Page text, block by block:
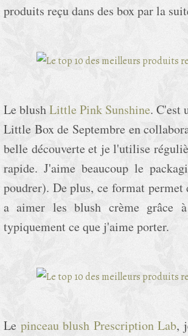
produits reçu dans des box par la
Le blushLittle Pink Sunshine. C'est
Little Box de Septembre en
belle découverte et je l'utilise
rapide. J'aime beaucoup le
poudrer). De plus, ce format
a aimer les blush crème grâce
typiquement ce que j'aime porter.
Le pinceau blush Prescription Lab,